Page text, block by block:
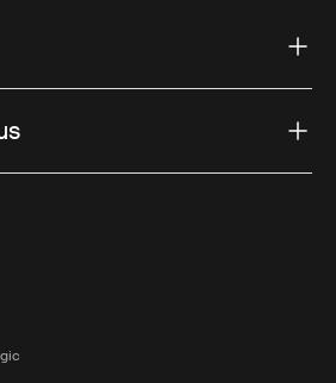
(external link)
on Instagram (external link)
on Youtube (external